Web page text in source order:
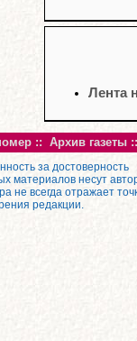
Лента
:: Архив газеты ::
за достоверность
материалов несут
не всегда отражает
редакции.